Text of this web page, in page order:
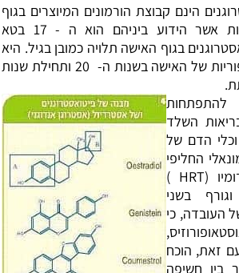
הינם קבוצת הורמונים המיוצרים בגוף
האישה בעיקר בשחלות אשר הידוע ביניהם הוא ה - 17 בטא
בגוף האישה תלויה כמובן בגיל. היא
מגיעה לשיאה בגיל הפוריות של האישה בשנות ה- 20 ותחילת שנות
להתפתחות
השלד
הדם של
החליפי
בהורמון האסטרוגן ודומיו (HRT )
בשני
העובדה, כי
זאת, הוכח
בין חשיפה